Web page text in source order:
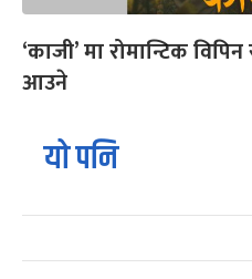
‘काजी’ मा रोमान्टिक
आउने
यो पनि